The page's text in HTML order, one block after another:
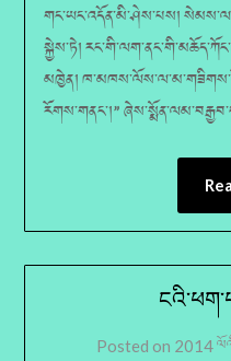
གང་ཡང་འདོན་མི་ཤེས་པས།
སྐྱེས་ཏེ།
མཁྱེན།
རོགས་གནང་།”
Posted on 2014